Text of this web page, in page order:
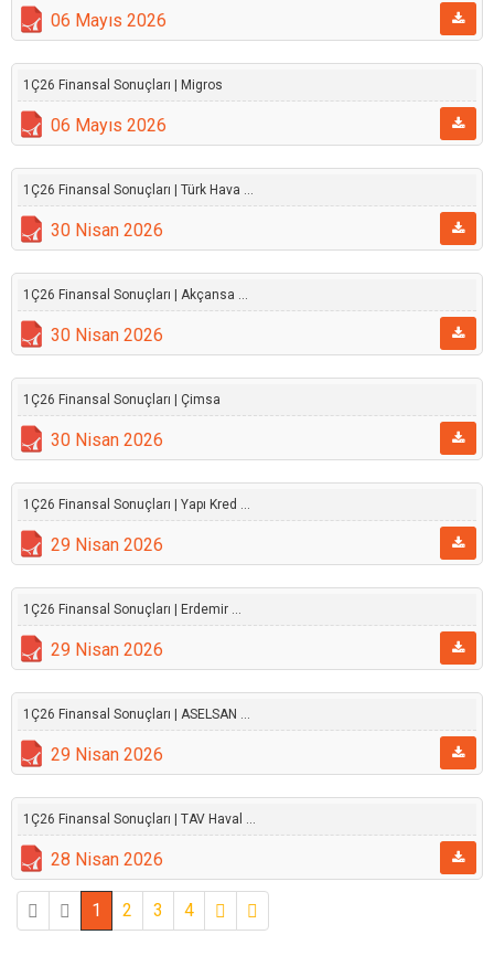
06 Mayıs 2026
1Ç26 Finansal Sonuçları | Migros
06 Mayıs 2026
1Ç26 Finansal Sonuçları | Türk Hava ...
30 Nisan 2026
1Ç26 Finansal Sonuçları | Akçansa ...
30 Nisan 2026
1Ç26 Finansal Sonuçları | Çimsa
30 Nisan 2026
1Ç26 Finansal Sonuçları | Yapı Kred ...
29 Nisan 2026
1Ç26 Finansal Sonuçları | Erdemir ...
29 Nisan 2026
1Ç26 Finansal Sonuçları | ASELSAN ...
29 Nisan 2026
1Ç26 Finansal Sonuçları | TAV Haval ...
28 Nisan 2026
1 2 3 4